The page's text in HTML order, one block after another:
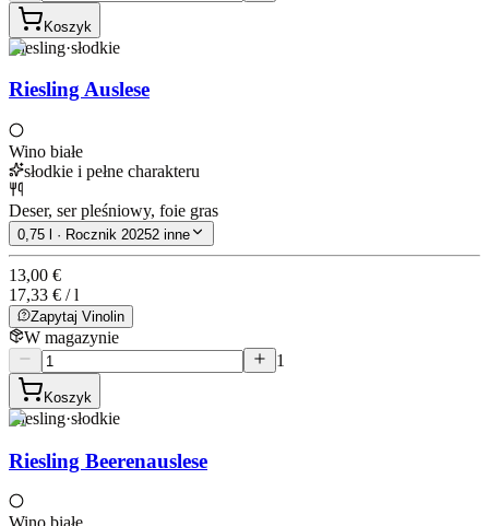
Koszyk
Riesling·słodkie
Riesling Auslese
Wino białe
słodkie i pełne charakteru
Deser, ser pleśniowy, foie gras
0,75 l · Rocznik 20252 inne
13,00 €
17,33 € / l
Zapytaj Vinolin
W magazynie
1
Koszyk
Riesling·słodkie
Riesling Beerenauslese